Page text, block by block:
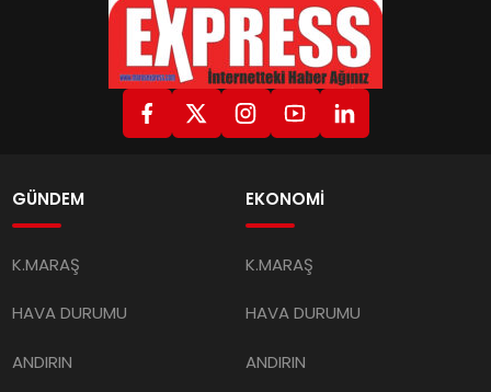
GÜNDEM
K.MARAŞ
HAVA DURUMU
ANDIRIN
EKONOMİ
K.MARAŞ
HAVA DURUMU
ANDIRIN